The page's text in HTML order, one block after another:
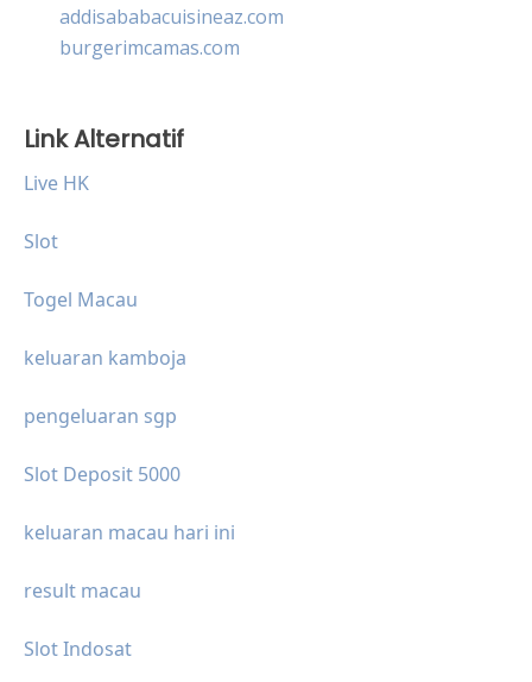
addisababacuisineaz.com
burgerimcamas.com
Link Alternatif
Live HK
Slot
Togel Macau
keluaran kamboja
pengeluaran sgp
Slot Deposit 5000
keluaran macau hari ini
result macau
Slot Indosat